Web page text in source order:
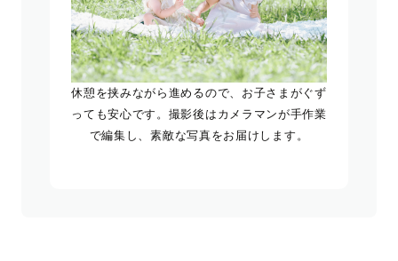
休憩を挟みながら進めるので、お子さまがぐず
っても安心です。撮影後はカメラマンが手作業
で編集し、素敵な写真をお届けします。